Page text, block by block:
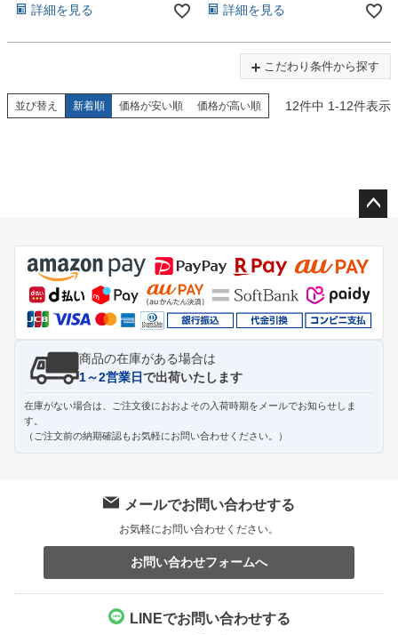
詳細を見る 詳細を見る
こだわり条件から探す
並び替え 新着順 価格が安い順 価格が高い順 12件中 1-12件表示
ジト
ップ
へ
商品の在庫がある場合は
1～2営業日で出荷いたします
在庫がない場合は、ご注文後におおよその入荷時期をメールでお知らせしま
す。
（ご注文前の納期確認もお気軽にお問い合わせください。）
メールでお問い合わせする
お気軽にお問い合わせください。
お問い合わせフォームへ
LINEでお問い合わせする